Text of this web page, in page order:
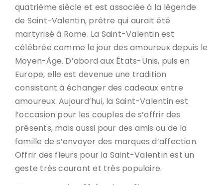
quatrième siècle et est associée à la légende
de Saint-Valentin, prêtre qui aurait été
martyrisé à Rome. La Saint-Valentin est
célébrée comme le jour des amoureux depuis le
Moyen-Âge. D’abord aux États-Unis, puis en
Europe, elle est devenue une tradition
consistant à échanger des cadeaux entre
amoureux. Aujourd’hui, la Saint-Valentin est
l’occasion pour les couples de s’offrir des
présents, mais aussi pour des amis ou de la
famille de s’envoyer des marques d’affection.
Offrir des fleurs pour la Saint-Valentin est un
geste très courant et très populaire.